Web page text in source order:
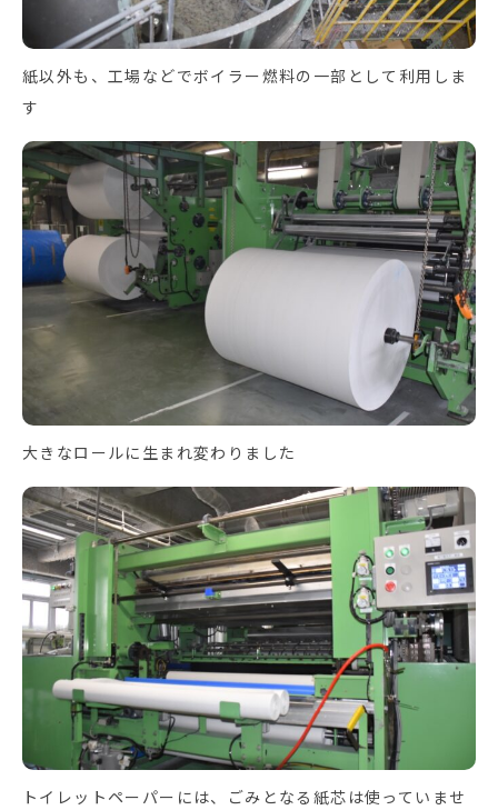
紙以外も、工場などでボイラー燃料の一部として利用しま
す
大きなロールに生まれ変わりました
トイレットペーパーには、ごみとなる紙芯は使っていませ